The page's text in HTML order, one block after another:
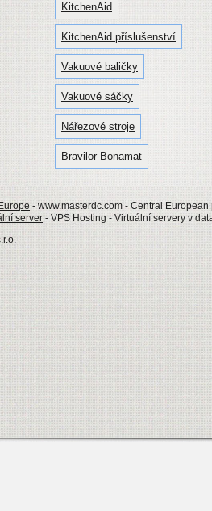
KitchenAid
KitchenAid příslušenství
Vakuové baličky
Vakuové sáčky
Nářezové stroje
Bravilor Bonamat
- www.masterdc.com - Central
server - VPS Hosting - Virtuální servery v